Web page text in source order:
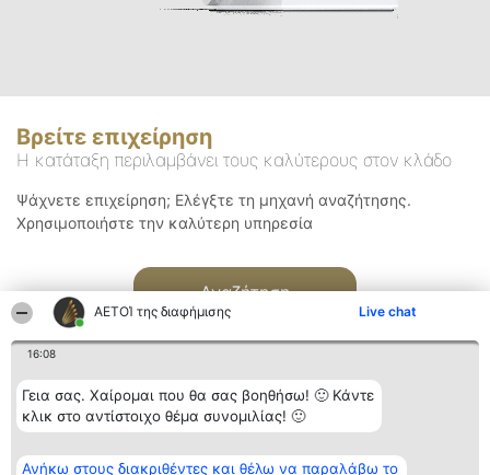
ΑΕΤΟΊ της διαφήμισης Live chat
16:08
Γεια σας. Χαίρομαι που θα σας βοηθήσω! 🙂 Κάντε
κλικ στο αντίστοιχο θέμα συνομιλίας! 🙂
Ανήκω στους διακριθέντες και θέλω να παραλάβω το
Βρείτε επιχείρηση
Η κατάταξη περιλαμβάνει τους καλύτερους στον κλάδο
Ψάχνετε επιχείρηση; Ελέγξτε τη μηχανή αναζήτησης.
Χρησιμοποιήστε την καλύτερη υπηρεσία
Αναζήτηση
Διοργανωτής της
κατάταξης
Κατάταξη
Διακριθέντες
Επικοινωνία
Επικοινωνία